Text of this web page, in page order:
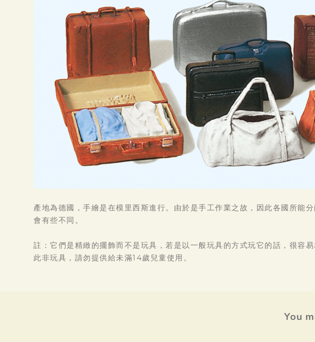
產地為德國，手繪是在模里西斯進行。由於是手工作業之故，因此各國所能
會有些不同。
註：它們是精緻的擺飾而不是玩具，若是以一般玩具的方式玩它的話，很容
此非玩具，請勿提供給未滿14歲兒童使用。
You